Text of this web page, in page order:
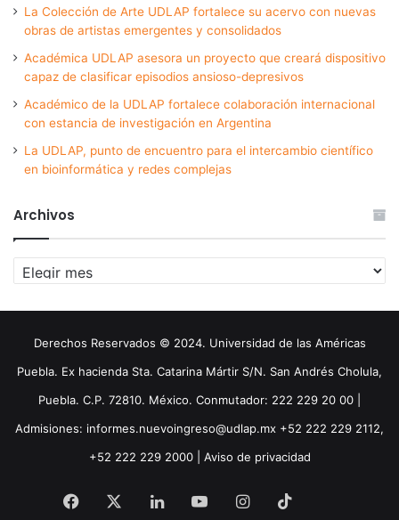
La Colección de Arte UDLAP fortalece su acervo con nuevas
obras de artistas emergentes y consolidados
Académica UDLAP asesora un proyecto que creará dispositivo
capaz de clasificar episodios ansioso-depresivos
Académico de la UDLAP fortalece colaboración internacional
con estancia de investigación en Argentina
La UDLAP, punto de encuentro para el intercambio científico
en bioinformática y redes complejas
Archivos
Archivos
Derechos Reservados © 2024. Universidad de las Américas
Puebla. Ex hacienda Sta. Catarina Mártir S/N. San Andrés Cholula,
Puebla. C.P. 72810. México. Conmutador: 222 229 20 00 |
Admisiones: informes.nuevoingreso@udlap.mx +52 222 229 2112,
+52 222 229 2000 | Aviso de privacidad
Facebook LinkedInYouTubeInstagram